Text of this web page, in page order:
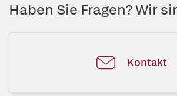
Haben Sie Fragen? Wir
Kontakt